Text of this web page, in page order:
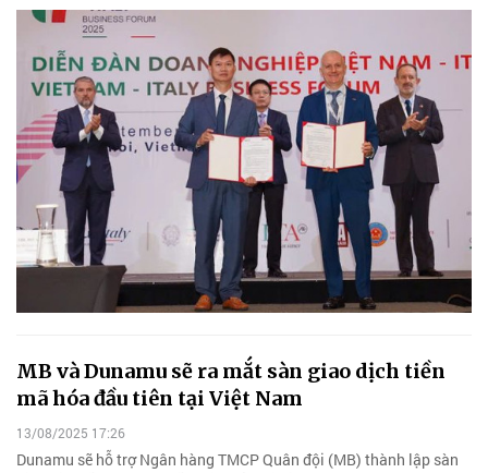
MB và Dunamu sẽ ra mắt sàn giao dịch tiền
mã hóa đầu tiên tại Việt Nam
13/08/2025 17:26
Dunamu sẽ hỗ trợ Ngân hàng TMCP Quân đội (MB) thành lập sàn